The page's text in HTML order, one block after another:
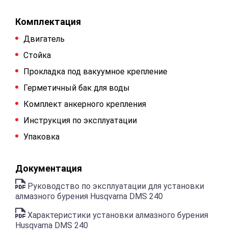
Комплектация
Двигатель
Стойка
Прокладка под вакуумное крепление
Герметичный бак для воды
Комплект анкерного крепления
Инструкция по эксплуатации
Упаковка
Документация
Руководство по эксплуатации для установки
алмазного бурения Husqvarna DMS 240
Характеристики установки алмазного бурения
Husqvarna DMS 240